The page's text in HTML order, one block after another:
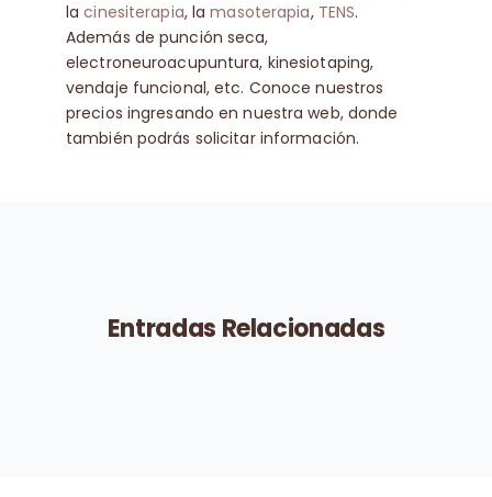
lacinesiterapia, lamasoterapia, TENS.
Además de punción seca,
electroneuroacupuntura, kinesiotaping,
vendaje funcional, etc. Conoce nuestros
precios ingresando en nuestra web, donde
también podrás solicitar información.
Entradas Relacionadas